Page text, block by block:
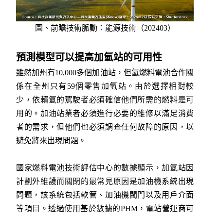
圖、前瞻技術脈動：能源技術（202403）
預測模型可以提高加氫站的可用性
雖然加州有10,000多個加油站，但氫燃料電池合作關
係在全州只有59個零售加氫站。由於選擇相對較
少，依賴氫的駕駛者必須確信他們所需的燃料是可
用的。加油站業者必須進行必要的維修以滿足消費
者的需求，但他們也必須調查任何故障的原因，以
避免將來出現問題。
國家燃料電池技術評估中心的數據顯示，加氫站因
計劃外維護而關閉的最常見原因是加油機系統出現
問題，該系統包括軟管、加油機閥門以及用戶介面
等項目。透過使用基於數據的PHM，電站營運商可